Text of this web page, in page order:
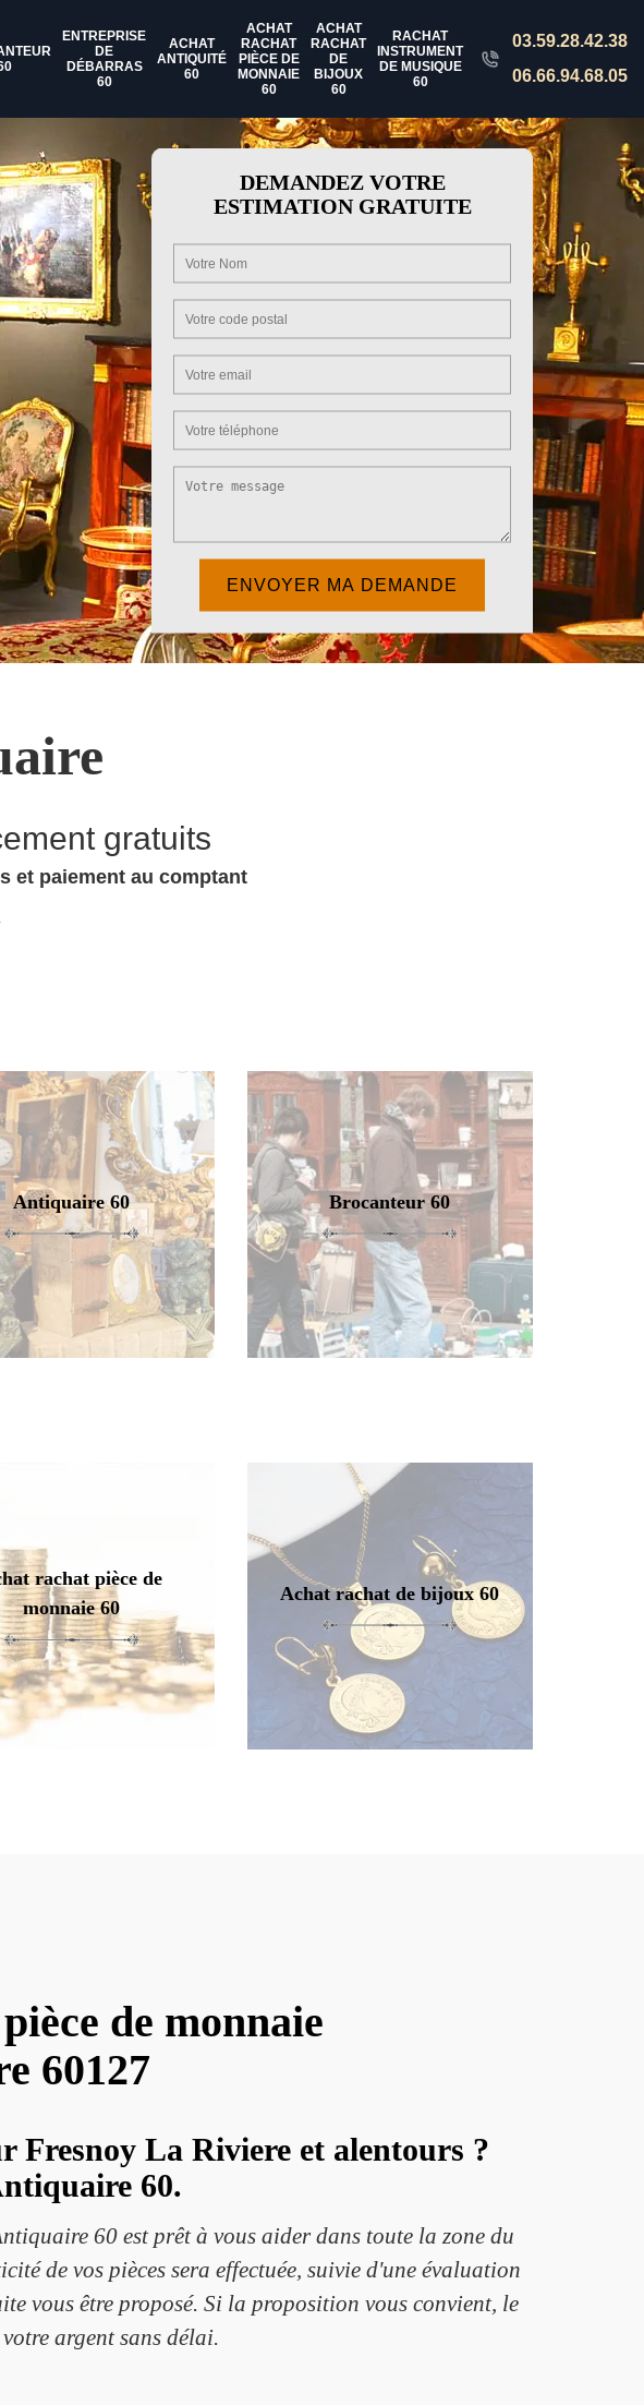
ENTREPRISE
DE
DÉBARRAS
60
ACHAT
ANTIQUITÉ
60
ACHAT
RACHAT
PIÈCE DE
MONNAIE
60
ACHAT
RACHAT
DE
BIJOUX
60
RACHAT
INSTRUMENT
DE MUSIQUE
60
03.59.28.42.38
06.66.94.68.05
DEMANDEZ VOTRE
ESTIMATION GRATUITE
gratuits
et paiement au comptant
Antiquaire 60 Brocanteur 60
rachat pièce de
monnaie 60
Achat rachat de bijoux 60
de monnaie
60127
Fresnoy La Riviere et alentours ?
60.
60 est prêt à vous aider dans toute la zone du
de vos pièces sera effectuée, suivie d'une évaluation
vous être proposé. Si la proposition vous convient, le
argent sans délai.